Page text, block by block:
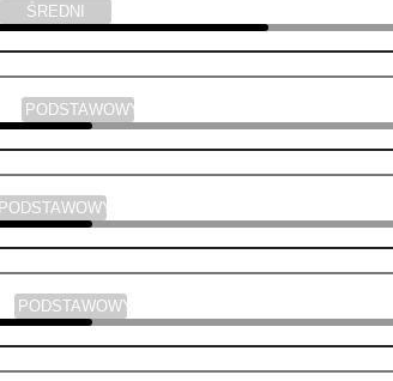
ŚREDNI
PODSTAWOWY
PODSTAWOWY
PODSTAWOWY